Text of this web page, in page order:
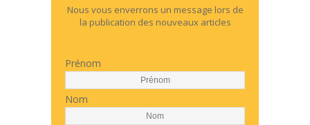
Nous vous enverrons un message lors de
la publication des nouveaux articles
Prénom
Nom